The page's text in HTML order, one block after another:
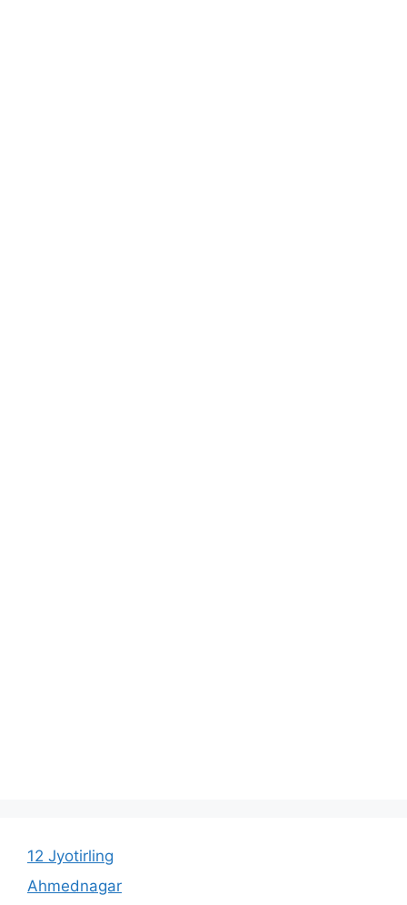
12 Jyotirling
Ahmednagar